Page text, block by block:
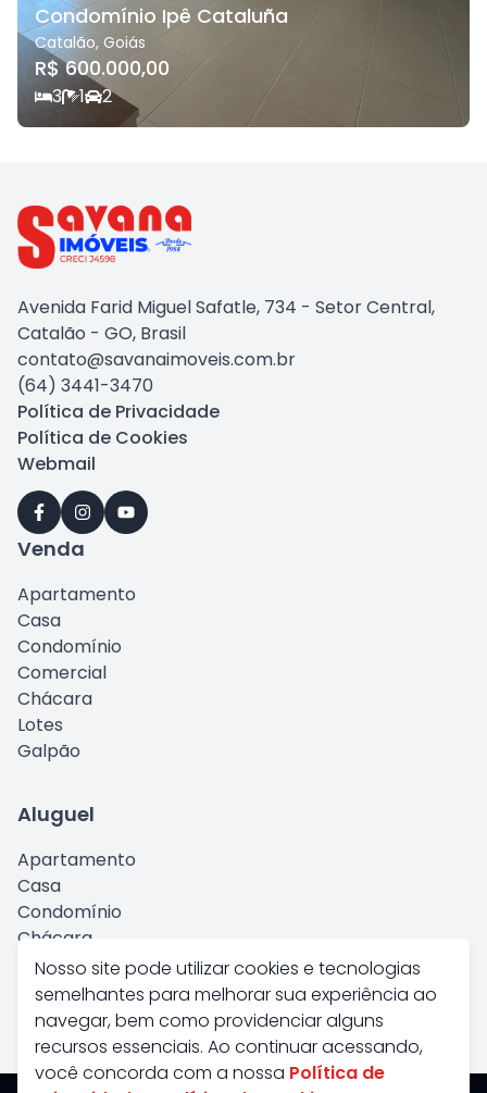
Condomínio Ipê Cataluña
Catalão, Goiás
R$ 600.000,00
3 1 2
Nosso site pode utilizar cookies e tecnologias
semelhantes para melhorar sua experiência ao
navegar, bem como providenciar alguns
recursos essenciais. Ao continuar acessando,
você concorda com a nossa Política de
Avenida Farid Miguel Safatle, 734 - Setor Central,
Catalão - GO, Brasil
contato@savanaimoveis.com.br
(64) 3441-3470
Política de Privacidade
Política de Cookies
Webmail
Venda
Apartamento
Casa
Condomínio
Comercial
Chácara
Lotes
Galpão
Aluguel
Apartamento
Casa
Condomínio
Chácara
Comercial
Kitnet
Galpão